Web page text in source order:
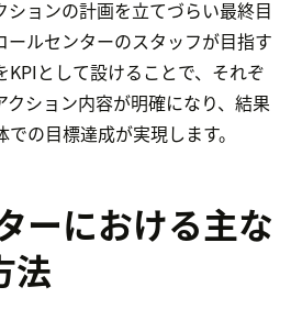
ョンの計画を立てづらい最終目
ルセンターのスタッフが目指す
KPIとして設けることで、それぞ
ション内容が明確になり、結果
の目標達成が実現します。
ーにおける主な
法